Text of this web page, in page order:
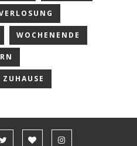
WOCHENENDE
ZUHAUSE